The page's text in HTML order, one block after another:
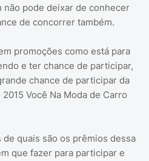
não pode deixar de conhecer
de concorrer também.
promoções como está para
e ter chance de participar,
chance de participar da
Você Na Moda de Carro
quais são os prêmios dessa
que fazer para participar e